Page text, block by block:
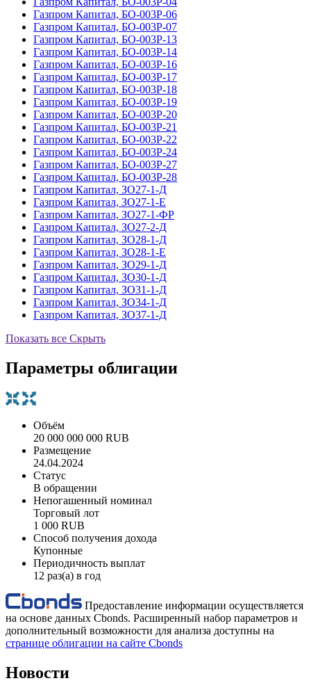
Газпром Капитал, БО-003Р-06
Газпром Капитал, БО-003Р-07
Газпром Капитал, БО-003Р-13
Газпром Капитал, БО-003Р-14
Газпром Капитал, БО-003Р-16
Газпром Капитал, БО-003Р-17
Газпром Капитал, БО-003Р-18
Газпром Капитал, БО-003Р-19
Газпром Капитал, БО-003Р-20
Газпром Капитал, БО-003Р-21
Газпром Капитал, БО-003Р-22
Газпром Капитал, БО-003Р-24
Газпром Капитал, БО-003Р-27
Газпром Капитал, БО-003Р-28
Газпром Капитал, ЗО27-1-Д
Газпром Капитал, ЗО27-1-Е
Газпром Капитал, ЗО27-1-ФР
Газпром Капитал, ЗО27-2-Д
Газпром Капитал, ЗО28-1-Д
Газпром Капитал, ЗО28-1-Е
Газпром Капитал, ЗО29-1-Д
Газпром Капитал, ЗО30-1-Д
Газпром Капитал, ЗО31-1-Д
Газпром Капитал, ЗО34-1-Д
Газпром Капитал, ЗО37-1-Д
Показать все Скрыть
Параметры облигации
Объём
20 000 000 000 RUB
Размещение
24.04.2024
Статус
В обращении
Непогашенный номинал
Торговый лот
1 000 RUB
Способ получения дохода
Купонные
Периодичность выплат
12 раз(а) в год
Предоставление информации осуществляется
на основе данных Cbonds. Расширенный набор параметров и
дополнительный возможности для анализа доступны на
странице облигации на сайте Cbonds
Новости